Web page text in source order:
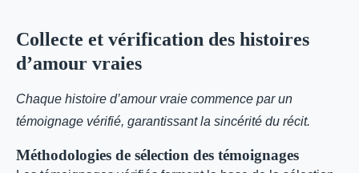
Collecte et vérification des histoires
d’amour vraies
Chaque histoire d’amour vraie commence par un
témoignage vérifié, garantissant la sincérité du récit.
Méthodologies de sélection des témoignages